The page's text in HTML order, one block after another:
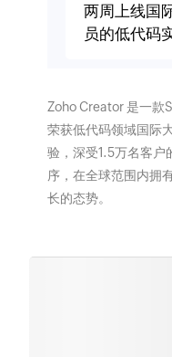
两周上线国
员的低代码
Zoho Creator 是一款
荣获低代码领域国际
验，深受1.5万名客
序，在全球范围内拥
长的态势。